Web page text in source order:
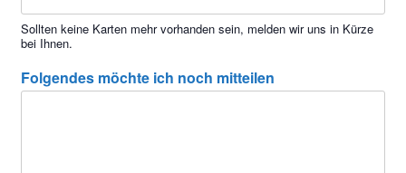
Sollten keine Karten mehr vorhanden sein, melden wir uns in Kürze
bei Ihnen.
Folgendes möchte ich noch mitteilen